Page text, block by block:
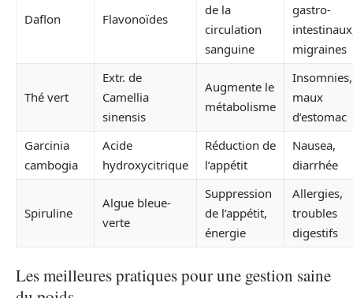
Daflon Flavonoïdes
de la
circulation
sanguine
gastro-
migraines
Thé vert
Extr. de
Camellia
sinensis
Augmente le
métabolisme
Insomnies,
maux
d’estomac
Garcinia
cambogia
Acide
hydroxycitrique
Réduction de
l’appétit
Nausea,
diarrhée
Spiruline
Algue bleue-
verte
Suppression
de l’appétit,
énergie
Allergies,
troubles
digestifs
Les meilleures pratiques pour une gestion saine